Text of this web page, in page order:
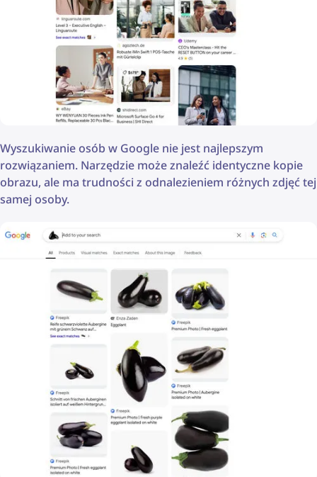
Wyszukiwanie osób w Google nie jest najlepszym
rozwiązaniem. Narzędzie może znaleźć identyczne kopie
obrazu, ale ma trudności z odnalezieniem różnych zdjęć tej
samej osoby.